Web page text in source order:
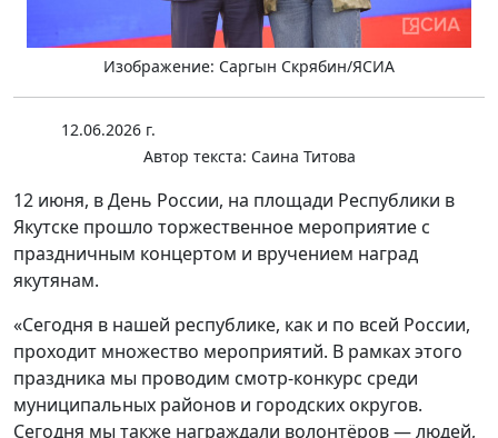
Изображение: Саргын Скрябин/ЯСИА
12.06.2026 г.
Автор текста: Саина Титова
12 июня, в День России, на площади Республики в
Якутске прошло торжественное мероприятие с
праздничным концертом и вручением наград
якутянам.
«Сегодня в нашей республике, как и по всей России,
проходит множество мероприятий. В рамках этого
праздника мы проводим смотр-конкурс среди
муниципальных районов и городских округов.
Сегодня мы также награждали волонтёров — людей,